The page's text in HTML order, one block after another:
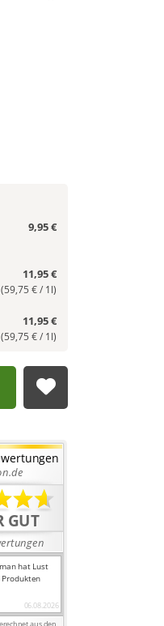
9,95 €
11,95 €
(59,75 € / 1l)
11,95 €
(59,75 € / 1l)
Auf die